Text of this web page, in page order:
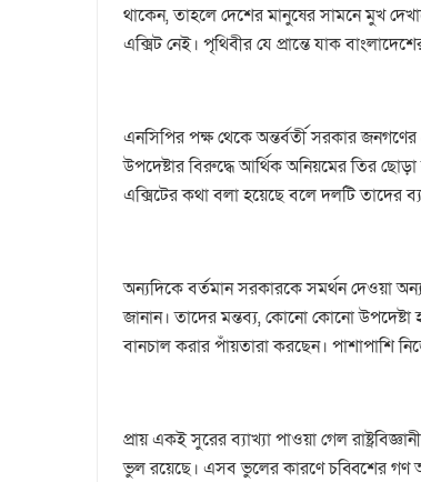
থাকেন, তাহলে দেশের মানুষের সামনে মুখ
এক্সিট নেই। পৃথিবীর যে প্রান্তে যাক
এনসিপির পক্ষ থেকে অন্তর্বর্তী সরকার
উপদেষ্টার বিরুদ্ধে আর্থিক অনিয়মের তির
এক্সিটের কথা বলা হয়েছে বলে দলটি তাদের
অন্যদিকে বর্তমান সরকারকে সমর্থন দেওয়া
জানান। তাদের মন্তব্য, কোনো কোনো
বানচাল করার পাঁয়তারা করছেন। পাশাপাশি
প্রায় একই সুরের ব্যাখ্যা পাওয়া গেল
ভুল রয়েছে। এসব ভুলের কারণে চব্বিশের গণ